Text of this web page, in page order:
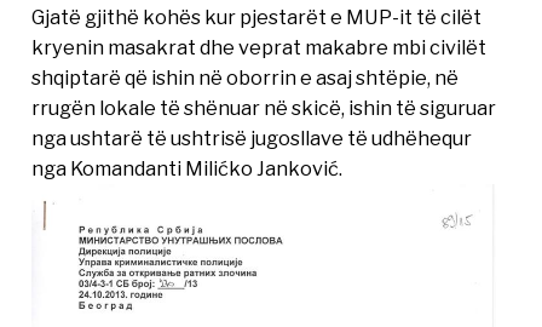
Gjatë gjithë kohës kur pjestarët e MUP-it të cilët
kryenin masakrat dhe veprat makabre mbi civilët
shqiptarë që ishin në oborrin e asaj shtëpie, në
rrugën lokale të shënuar në skicë, ishin të siguruar
nga ushtarë të ushtrisë jugosllave të udhëhequr
nga Komandanti Milićko Janković.